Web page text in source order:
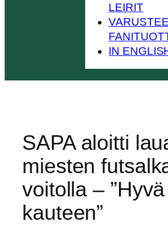
LEIRIT
IN
SAPA aloitti
miesten
voitolla –
kauteen”